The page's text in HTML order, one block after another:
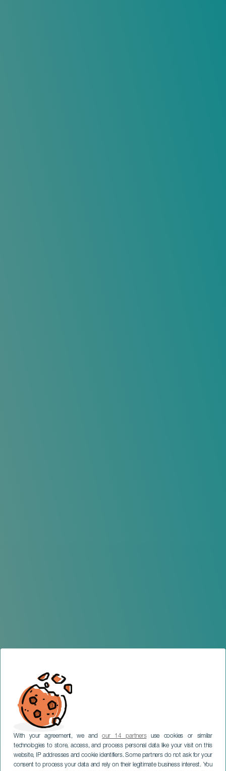
With your agreement, we andour 14 partnersuse cookies or similar
technologies to store, access, and process personal data like your visit on this
website, IP addresses and cookie identifiers. Some partners do not ask for your
consent to process your data and rely on their legitimate business interest. You
GRAN CANARIA